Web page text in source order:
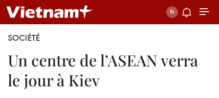
SOCIÉTÉ
Un centre de l’ASEAN verra
le jour à Kiev